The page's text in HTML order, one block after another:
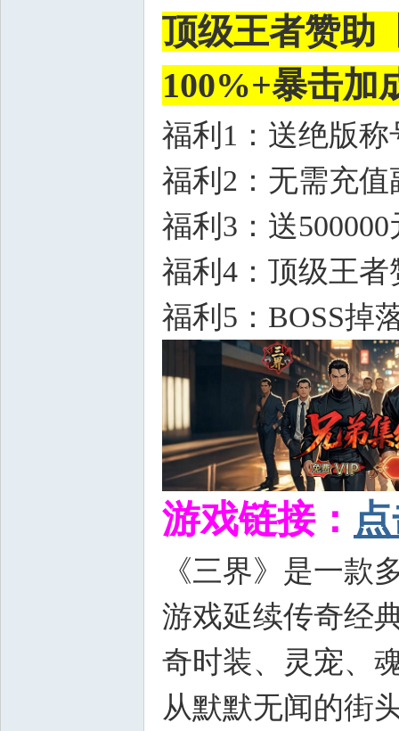
顶级王者赞助
100%+暴击加
福利1：送绝版
福利2：无需充
福利3：送
福利4：顶级王
福利5：BOSS掉
游戏链接：
《三界》是一款
游戏延续传奇经
奇时装、灵宠、
从默默无闻的街